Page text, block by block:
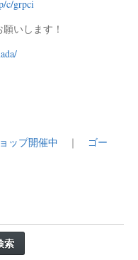
c/grpci
いします！
ップ開催中 ｜ ゴー